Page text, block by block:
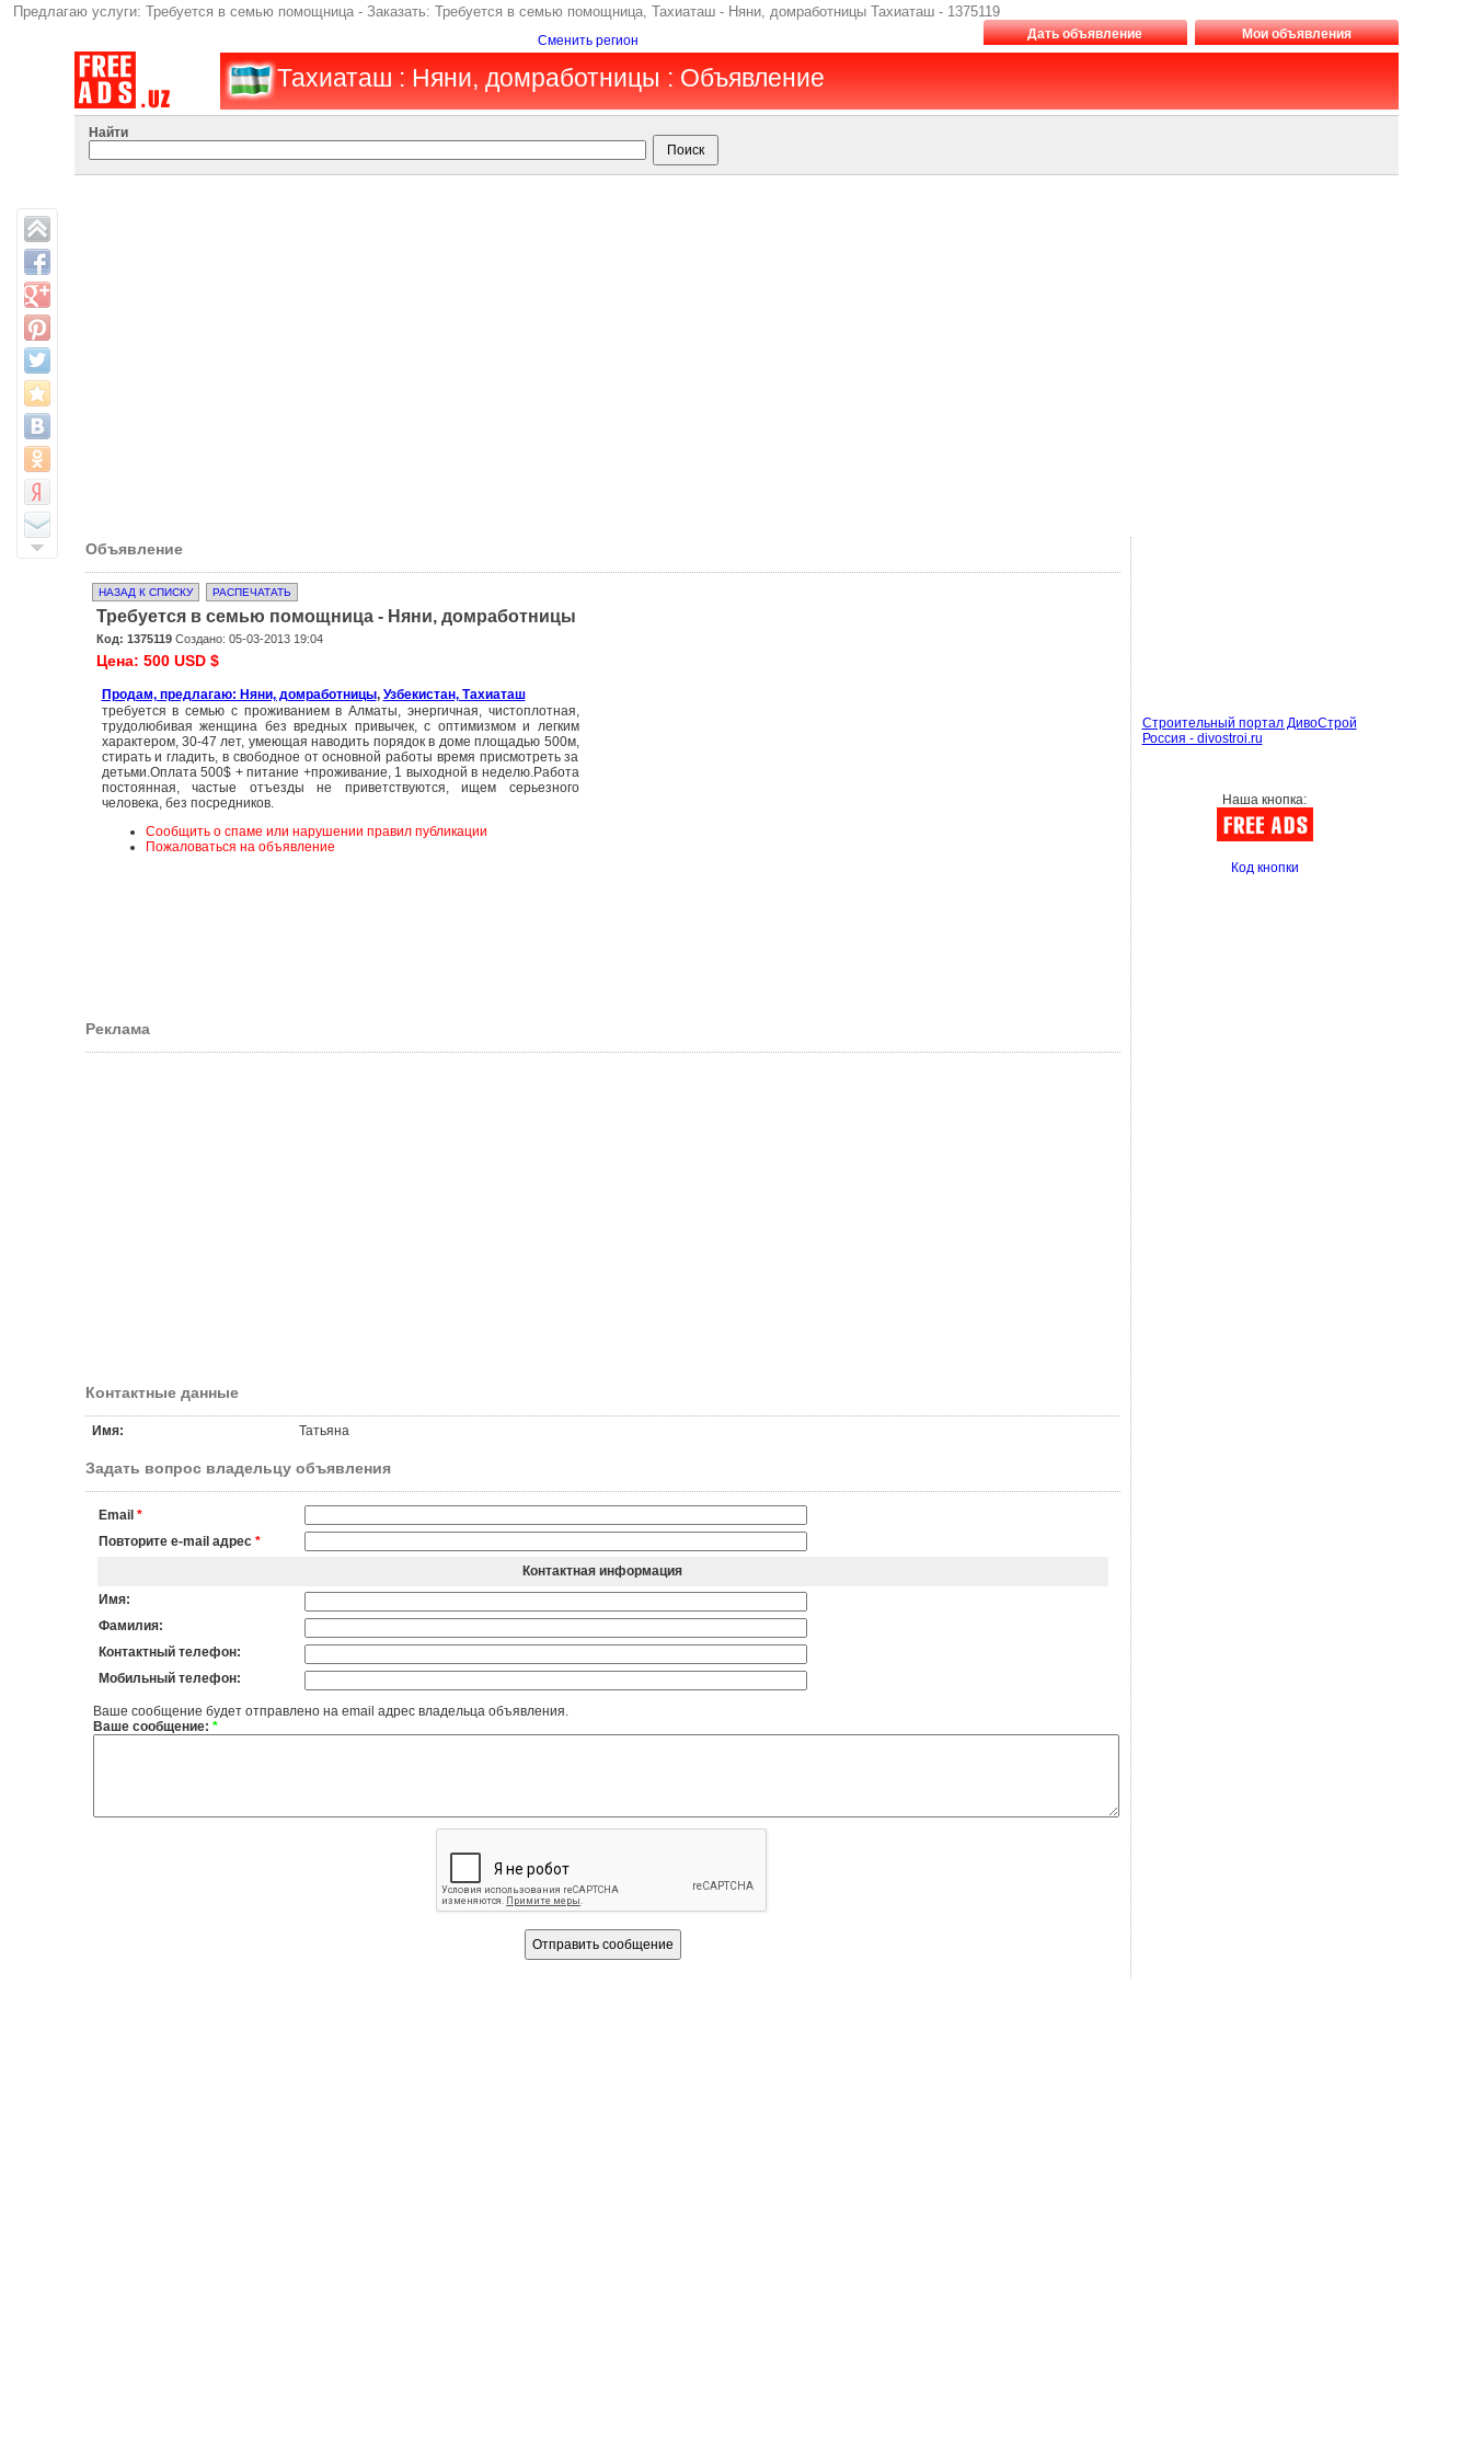
Предлагаю услуги: Требуется в семью помощница - Заказать: Требуется в семью помощница, Тахиаташ - Няни, домработницы Тахиаташ - 1375119
Сменить регион Дать объявление Мои объявления
Тахиаташ : Няни, домработницы : Объявление
Найти
Объявление
НАЗАД К СПИСКУ РАСПЕЧАТАТЬ
Требуется в семью помощница - Няни, домработницы
Код: 1375119Создано: 05-03-2013 19:04
Цена: 500 USD $
Продам, предлагаю: Няни, домработницы, Узбекистан, Тахиаташ
требуется в семью с проживанием в Алматы, энергичная, чистоплотная,
трудолюбивая женщина без вредных привычек, с оптимизмом и легким
характером, 30-47 лет, умеющая наводить порядок в доме площадью 500м,
стирать и гладить, в свободное от основной работы время присмотреть за
детьми.Оплата 500$ + питание +проживание, 1 выходной в неделю.Работа
постоянная, частые отъезды не приветствуются, ищем серьезного
человека, без посредников.
Сообщить о спаме или нарушении правил публикации
Пожаловаться на объявление
Реклама
Контактные данные
Имя: Татьяна
Задать вопрос владельцу объявления
Email *
Повторите e-mail адрес *
Контактная информация
Имя:
Фамилия:
Контактный телефон:
Мобильный телефон:
Ваше сообщение будет отправлено на email адрес владельца объявления.
Ваше сообщение: *
Строительный портал ДивоСтрой
Россия - divostroi.ru
Наша кнопка:
Код кнопки